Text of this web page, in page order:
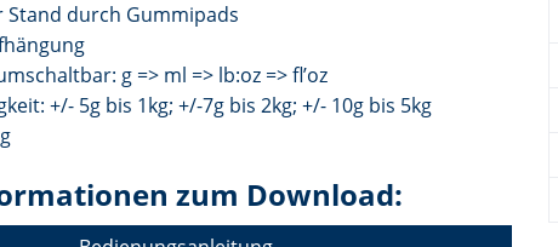
Stand durch Gummipads
g => ml => lb:oz => fl’oz
+/- 5g bis 1kg; +/-7g bis 2kg; +/- 10g bis 5kg
zum Download: